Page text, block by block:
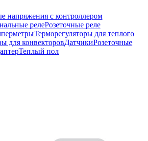
напряжения с контроллером
релеРозеточные реле
Терморегуляторы для теплого
для конвекторовДатчикиРозеточные
Теплый пол